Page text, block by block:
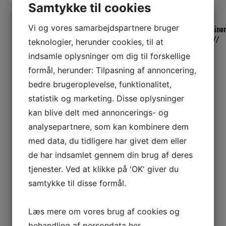
P.P FLETLINE har en vægtfylde på 0,91g/cm3 og flyder derfor.
er bestandigt overfor de fleste kemikalier. Brudforlængelse: 30 % //
Smeltepunkt: 170 grader. Brudstyrke: 274 kg
Yderligere information
2 kg
Relaterede varer
Samtykke til cookies
Vi og vores samarbejdspartnere bruger
teknologier, herunder cookies, til at
indsamle oplysninger om dig til forskellige
formål, herunder: Tilpasning af annoncering,
bedre brugeroplevelse, funktionalitet,
statistik og marketing. Disse oplysninger
kan blive delt med annoncerings- og
analysepartnere, som kan kombinere dem
med data, du tidligere har givet dem eller
de har indsamlet gennem din brug af deres
tjenester. Ved at klikke på 'OK' giver du
samtykke til disse formål.
Læs mere om vores brug af cookies og